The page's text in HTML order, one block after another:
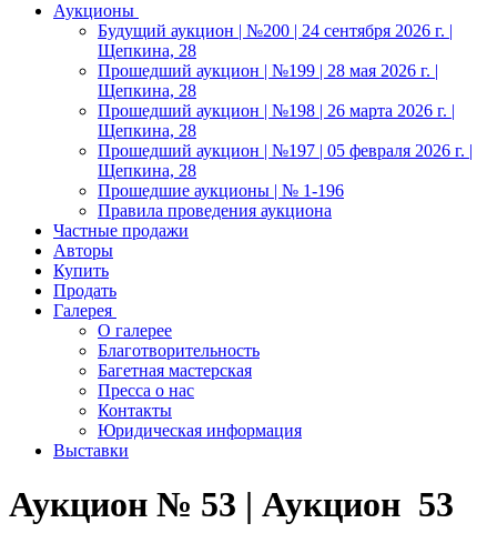
Аукционы
Будущий аукцион | №200 | 24 сентября 2026 г. |
Щепкина, 28
Прошедший аукцион | №199 | 28 мая 2026 г. |
Щепкина, 28
Прошедший аукцион | №198 | 26 марта 2026 г. |
Щепкина, 28
Прошедший аукцион | №197 | 05 февраля 2026 г. |
Щепкина, 28
Прошедшие аукционы | № 1-196
Правила проведения аукциона
Частные продажи
Авторы
Купить
Продать
Галерея
О галерее
Благотворительность
Багетная мастерская
Пресса о нас
Контакты
Юридическая информация
Выставки
Аукцион № 53 | Аукцион 53